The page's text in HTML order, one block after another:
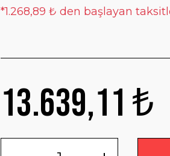
*1.268,89 ₺ den başlayan
13.639,11 ₺